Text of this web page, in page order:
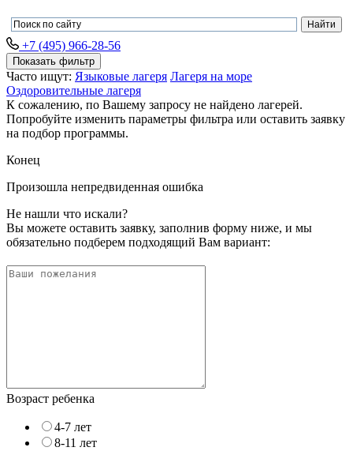
+7 (495) 966-28-56
Показать фильтр
Часто ищут: Языковые лагеря Лагеря на море
Оздоровительные лагеря
К сожалению, по Вашему запросу не найдено лагерей.
Попробуйте изменить параметры фильтра или оставить заявку
на подбор программы.
Конец
Произошла непредвиденная ошибка
Не нашли что искали?
Вы можете оставить заявку, заполнив форму ниже, и мы
обязательно подберем подходящий Вам вариант:
Возраст ребенка
4-7 лет
8-11 лет